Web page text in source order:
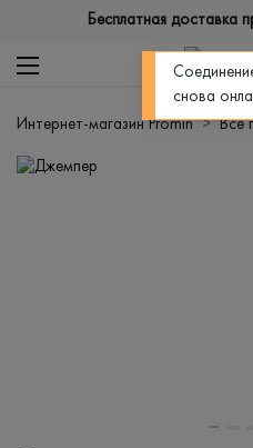
Бесплатная доставка
Интернет-магазин Promin Все
снова